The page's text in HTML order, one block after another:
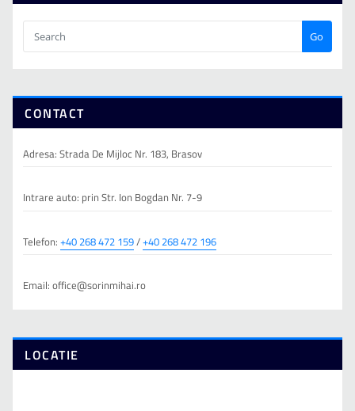
Go
CONTACT
Adresa: Strada De Mijloc Nr. 183, Brasov
Intrare auto: prin Str. Ion Bogdan Nr. 7-9
Telefon: +40 268 472 159/+40 268 472 196
Email: office@sorinmihai.ro
LOCATIE